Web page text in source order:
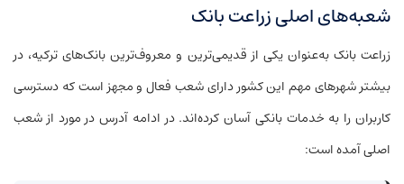
شعبه‌های اصلی زراعت بانک
زراعت بانک به‌عنوان یکی از قدیمی‌ترین و معروف‌ترین بانک‌های ترکیه، در
بیشتر شهرهای مهم این کشور دارای شعب فعال و مجهز است که دسترسی
کاربران را به خدمات بانکی آسان کرده‌اند. در ادامه آدرس در مورد از شعب
اصلی آمده است: